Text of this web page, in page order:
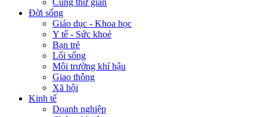
Cùng thư giãn
Đời sống
Giáo dục - Khoa học
Y tế - Sức khoẻ
Bạn trẻ
Lối sống
Môi trường khí hậu
Giao thông
Xã hội
Kinh tế
Doanh nghiệp